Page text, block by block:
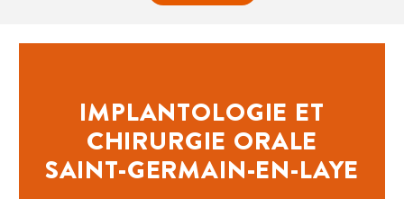
IMPLANTOLOGIE ET
CHIRURGIE ORALE
SAINT-GERMAIN-EN-LAYE